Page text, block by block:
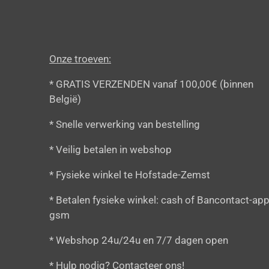
Onze troeven:
* GRATIS VERZENDEN vanaf 100,00€ (binnen
België)
* Snelle verwerking van bestelling
* Veilig betalen in webshop
* Fysieke winkel te Hofstade-Zemst
* Betalen fysieke winkel: cash of Bancontact-
gsm
* Webshop 24u/24u en 7/7 dagen open
* Hulp nodig? Contacteer ons!